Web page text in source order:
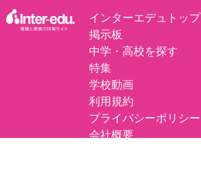
インターエデュトップ
掲示板
中学・高校を探す
特集
学校動画
利用規約
プライバシーポリシー
会社概要